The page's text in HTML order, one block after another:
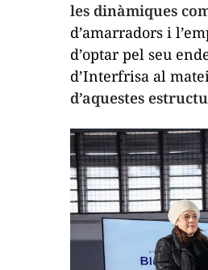
les dinàmiques
d’amarradors i
d’optar pel seu
d’Interfrisa al
d’aquestes